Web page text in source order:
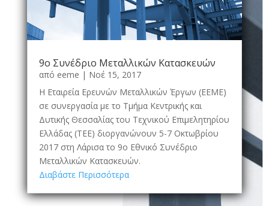
9ο Συνέδριο Μεταλλικών Κατασκευών
από eeme | Νοέ 15, 2017
Η Εταιρεία Ερευνών Μεταλλικών Έργων (ΕΕΜΕ)
σε συνεργασία µε το Τμήμα Κεντρικής και
Δυτικής Θεσσαλίας του Τεχνικού Επιµελητηρίου
Ελλάδας (ΤΕΕ) διοργανώνουν 5-7 Οκτωβρίου
2017 στη Λάρισα το 9ο Εθνικό Συνέδριο
Μεταλλικών Κατασκευών.
Διαβάστε Περισσότερα